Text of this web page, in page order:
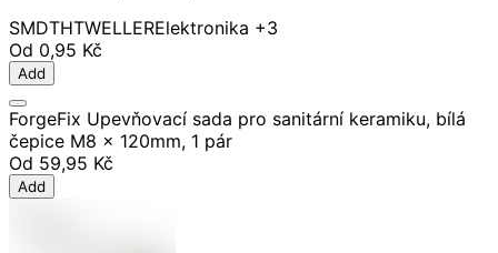
SMDTHTWELLERElektronika +3
Od 0,95 Kč
Add
ForgeFix Upevňovací sada pro sanitární keramiku, bílá
čepice M8 x 120mm, 1 pár
Od 59,95 Kč
Add